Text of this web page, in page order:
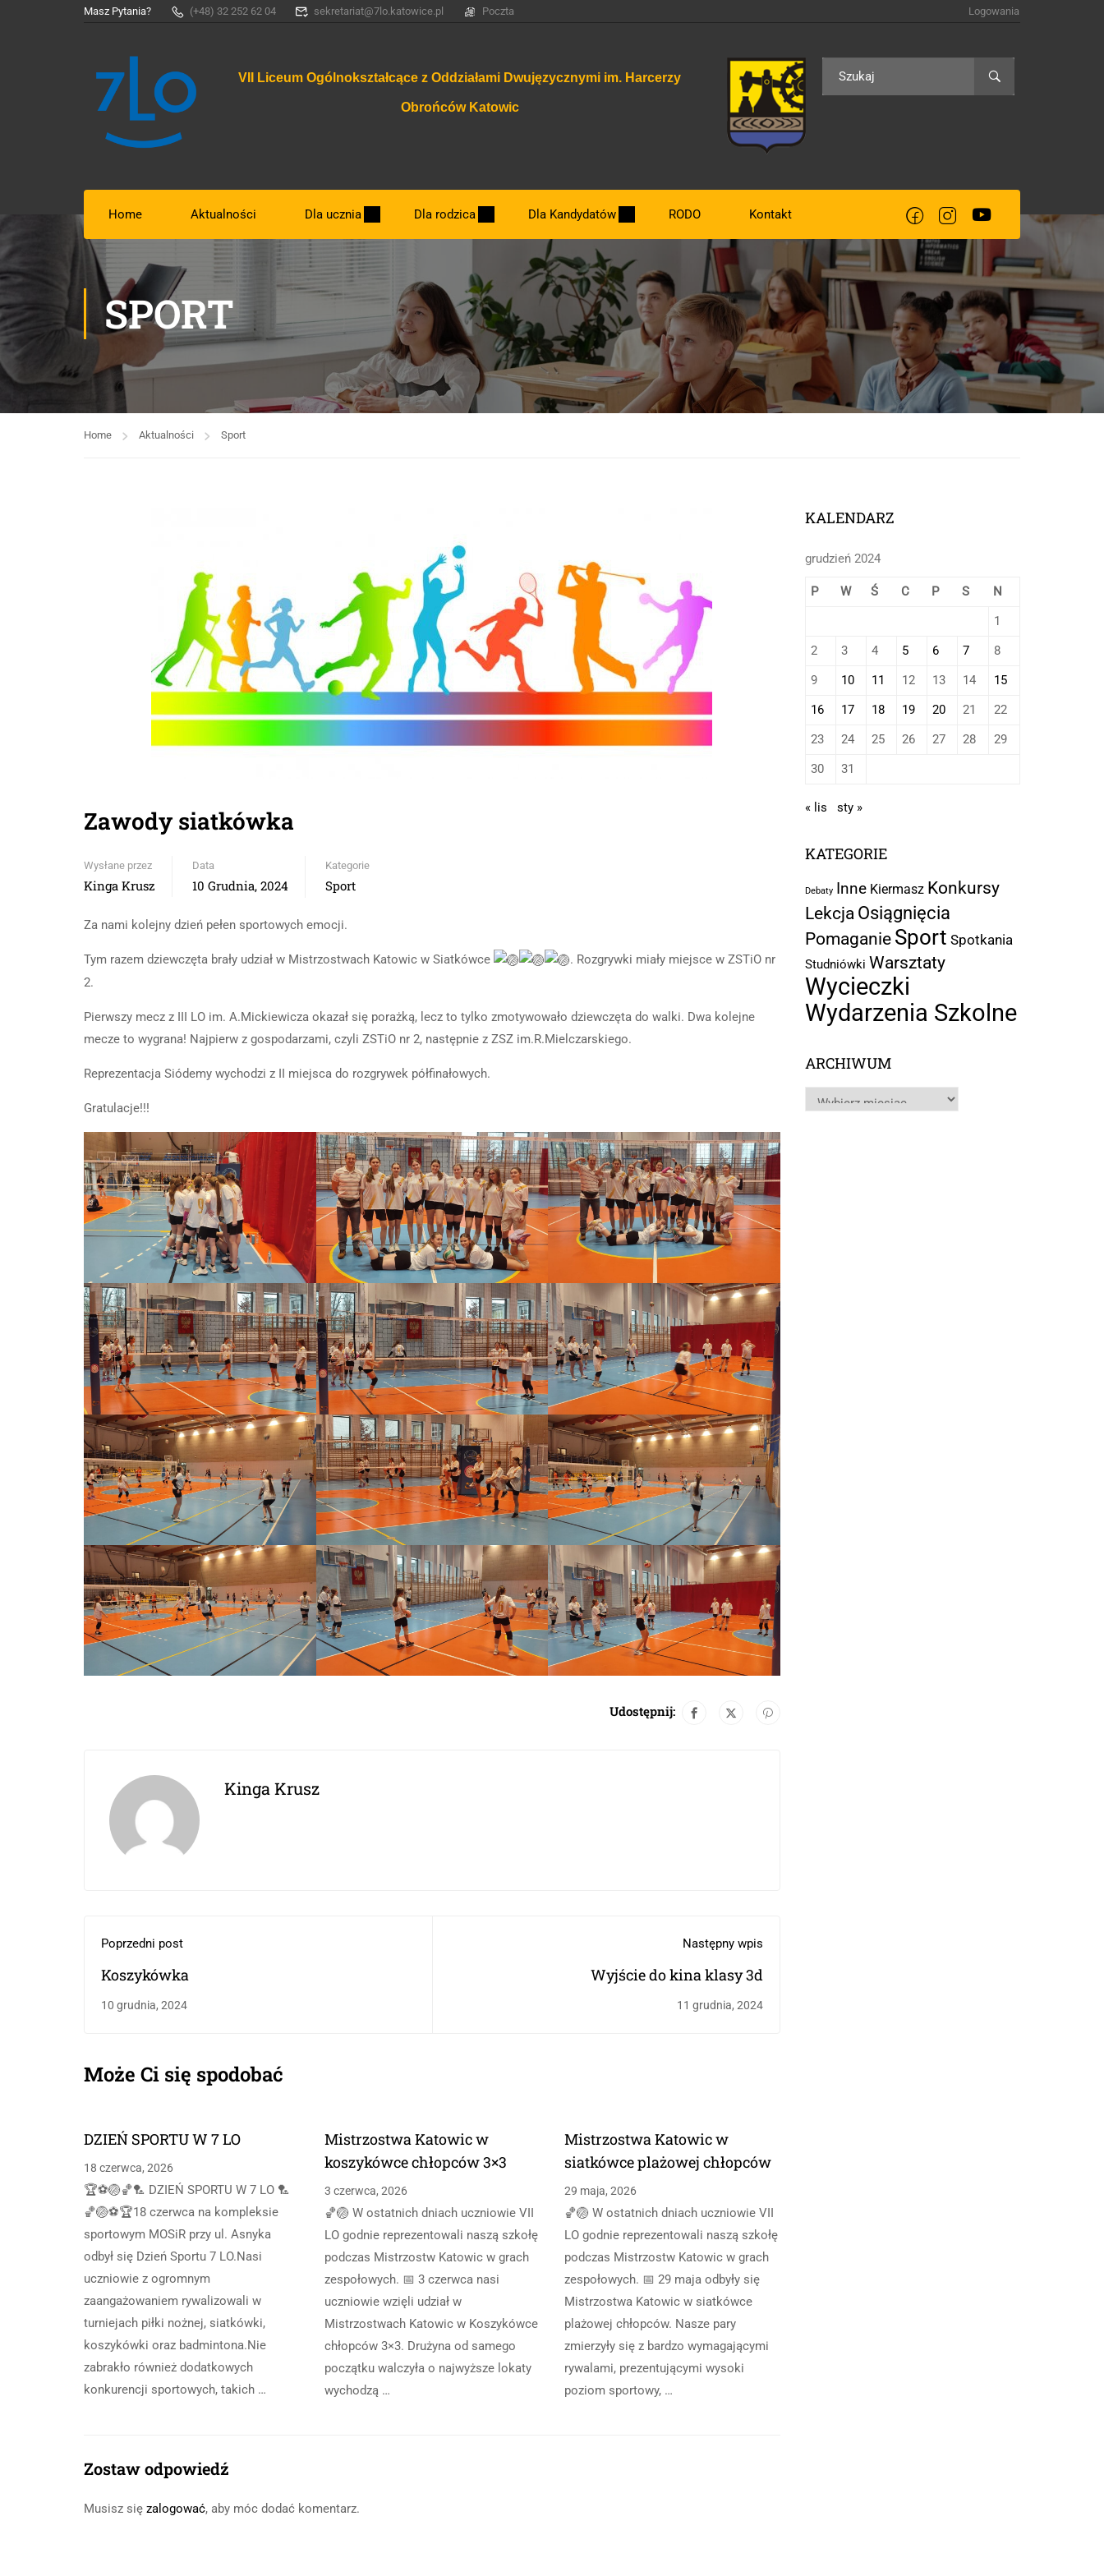
Masz Pytania? (+48) 32 252 62 04 sekretariat@7lo.katowice.pl Poczta Logowania
VII Liceum Ogólnokształcące z Oddziałami Dwujęzycznymi im. Harcerzy
Obrońców Katowic
Home Aktualności Dla ucznia Dla rodzica Dla Kandydatów
Dzień otwarty.
Nowe klasy 2026/2027
Najważniejsze terminy związane z rekrutacją
Zasady rekrutacji
Sprawdzian kompetencji językowych
Test sprawnościowy do klasy usportowionej
Wykaz podręczników do klas pierwszych
RODO Kontakt
SPORT
Home Aktualności Sport
Zawody siatkówka
Wysłane przez
Kinga Krusz
Data
10 Grudnia, 2024
Kategorie
Sport
Za nami kolejny dzień pełen sportowych emocji.
Tym razem dziewczęta brały udział w Mistrzostwach Katowic w Siatkówce
. Rozgrywki miały miejsce w ZSTiO nr
2.
Pierwszy mecz z III LO im. A.Mickiewicza okazał się porażką, lecz to tylko zmotywowało dziewczęta do walki. Dwa kolejne
mecze to wygrana! Najpierw z gospodarzami, czyli ZSTiO nr 2, następnie z ZSZ im.R.Mielczarskiego.
Reprezentacja Siódemy wychodzi z II miejsca do rozgrywek półfinałowych.
Gratulacje!!!
Udostępnij:
Kinga Krusz
Poprzedni post
Koszykówka
10 grudnia, 2024
Następny wpis
Wyjście do kina klasy 3d
11 grudnia, 2024
Może Ci się spodobać
DZIEŃ SPORTU W 7 LO
18 czerwca, 2026
🏆⚽🏐🏀🏸 DZIEŃ SPORTU W 7 LO 🏸
🏀🏐⚽🏆18 czerwca na kompleksie
sportowym MOSiR przy ul. Asnyka
odbył się Dzień Sportu 7 LO.Nasi
uczniowie z ogromnym
zaangażowaniem rywalizowali w
turniejach piłki nożnej, siatkówki,
koszykówki oraz badmintona.Nie
zabrakło również dodatkowych
konkurencji sportowych, takich …
Mistrzostwa Katowic w
koszykówce chłopców 3×3
3 czerwca, 2026
🏀🏐 W ostatnich dniach uczniowie VII
LO godnie reprezentowali naszą szkołę
podczas Mistrzostw Katowic w grach
zespołowych. 📅 3 czerwca nasi
uczniowie wzięli udział w
Mistrzostwach Katowic w Koszykówce
chłopców 3×3. Drużyna od samego
początku walczyła o najwyższe lokaty
wychodzą …
Mistrzostwa Katowic w
siatkówce plażowej chłopców
29 maja, 2026
🏀🏐 W ostatnich dniach uczniowie VII
LO godnie reprezentowali naszą szkołę
podczas Mistrzostw Katowic w grach
zespołowych. 📅 29 maja odbyły się
Mistrzostwa Katowic w siatkówce
plażowej chłopców. Nasze pary
zmierzyły się z bardzo wymagającymi
rywalami, prezentującymi wysoki
poziom sportowy, …
Zostaw odpowiedź
Musisz się zalogować, aby móc dodać komentarz.
KALENDARZ
grudzień 2024
P W Ś C P S
N
1
2
3 4 5 6 7
8
9
10 11 12 13 14
15
16
17 18 19 20 21
22
23
24 25 26 27 28
29
30
31
« lis sty »
KATEGORIE
Debaty Inne Kiermasz Konkursy
Lekcja Osiągnięcia
Pomaganie Sport Spotkania
Studniówki Warsztaty
Wycieczki
Wydarzenia Szkolne
ARCHIWUM